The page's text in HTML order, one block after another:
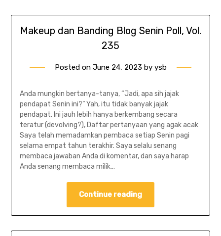
Makeup dan Banding Blog Senin Poll, Vol.
235
Posted on June 24, 2023 by ysb
Anda mungkin bertanya-tanya, “Jadi, apa sih jajak
pendapat Senin ini?” Yah, itu tidak banyak jajak
pendapat. Ini jauh lebih hanya berkembang secara
teratur (devolving?), Daftar pertanyaan yang agak acak
Saya telah memadamkan pembaca setiap Senin pagi
selama empat tahun terakhir. Saya selalu senang
membaca jawaban Anda di komentar, dan saya harap
Anda senang membaca milik…
Continue reading